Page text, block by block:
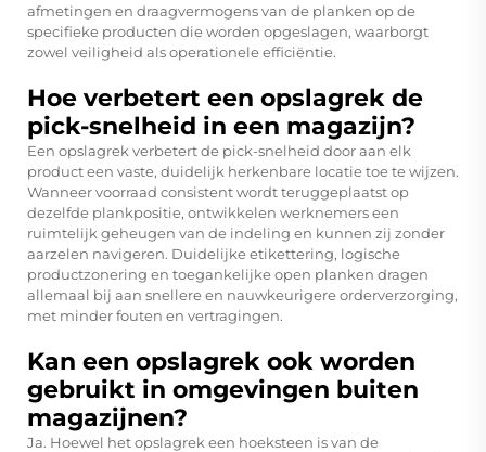
afmetingen en draagvermogens van de planken op de
specifieke producten die worden opgeslagen, waarborgt
zowel veiligheid als operationele efficiëntie.
Hoe verbetert een opslagrek de
pick-snelheid in een magazijn?
Een opslagrek verbetert de pick-snelheid door aan elk
product een vaste, duidelijk herkenbare locatie toe te wijzen.
Wanneer voorraad consistent wordt teruggeplaatst op
dezelfde plankpositie, ontwikkelen werknemers een
ruimtelijk geheugen van de indeling en kunnen zij zonder
aarzelen navigeren. Duidelijke etikettering, logische
productzonering en toegankelijke open planken dragen
allemaal bij aan snellere en nauwkeurigere orderverzorging,
met minder fouten en vertragingen.
Kan een opslagrek ook worden
gebruikt in omgevingen buiten
magazijnen?
Ja. Hoewel het opslagrek een hoeksteen is van de